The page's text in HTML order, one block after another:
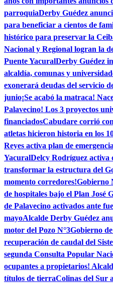
parroquiaDerby Guédez
para beneficiar a cientos de
histórico para preservar la
Nacional y Regional logran la
Puente YacuralDerby Guédez
alcaldía, comunas y
exonerará deudas del servicio
junio¡Se acabó la matraca!
Palavecino! Los 3 proyectos
financiadosCabudare corrió
atletas hicieron historia en los
Reyes activa plan de
YacuralDelcy Rodríguez activa
transformar la estructura del
momento corredores!Gobierno
de hospitales bajo el Plan José
de Palavecino activados ante
mayoAlcalde Derby Guédez
motor del Pozo N°3Gobierno
recuperación de caudal del
segunda Consulta Popular
ocupantes a propietarios!
títulos de tierraColinas del Sur